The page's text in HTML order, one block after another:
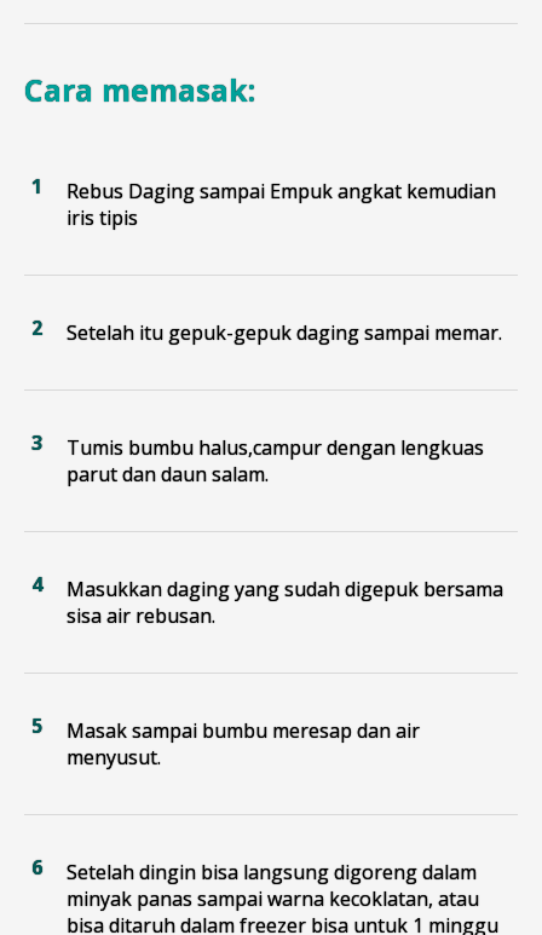
Cara memasak:
Rebus Daging sampai Empuk angkat kemudian
iris tipis
Setelah itu gepuk-gepuk daging sampai memar.
Tumis bumbu halus,campur dengan lengkuas
parut dan daun salam.
Masukkan daging yang sudah digepuk bersama
sisa air rebusan.
Masak sampai bumbu meresap dan air
menyusut.
Setelah dingin bisa langsung digoreng dalam
minyak panas sampai warna kecoklatan, atau
bisa ditaruh dalam freezer bisa untuk 1 minggu